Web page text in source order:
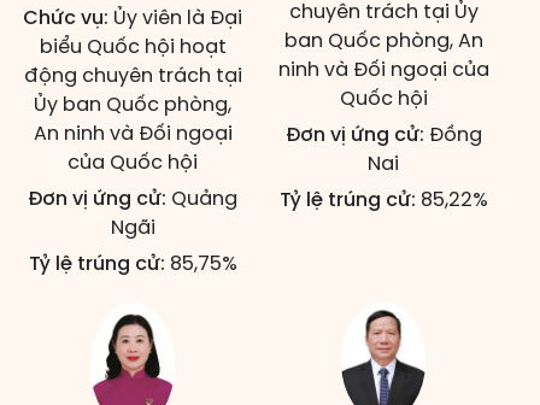
Chức vụ: Ủy viên là Đại
biểu Quốc hội hoạt
động chuyên trách tại
Ủy ban Quốc phòng,
An ninh và Đối ngoại
của Quốc hội
Đơn vị ứng cử: Quảng
Ngãi
Tỷ lệ trúng cử: 85,75%
chuyên trách tại Ủy
ban Quốc phòng, An
ninh và Đối ngoại của
Quốc hội
Đơn vị ứng cử: Đồng
Nai
Tỷ lệ trúng cử: 85,22%